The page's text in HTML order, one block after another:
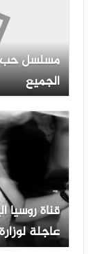
الجميع
قناة روسيا
عاجلة